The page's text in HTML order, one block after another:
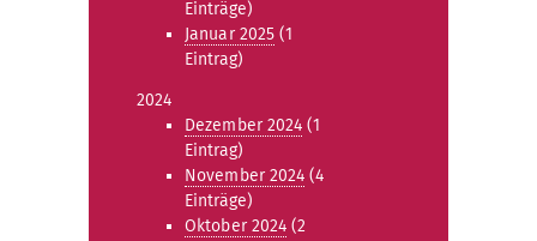
Einträge)
Januar 2025 (1
Eintrag)
2024
Dezember 2024 (1
Eintrag)
November 2024 (4
Einträge)
Oktober 2024 (2